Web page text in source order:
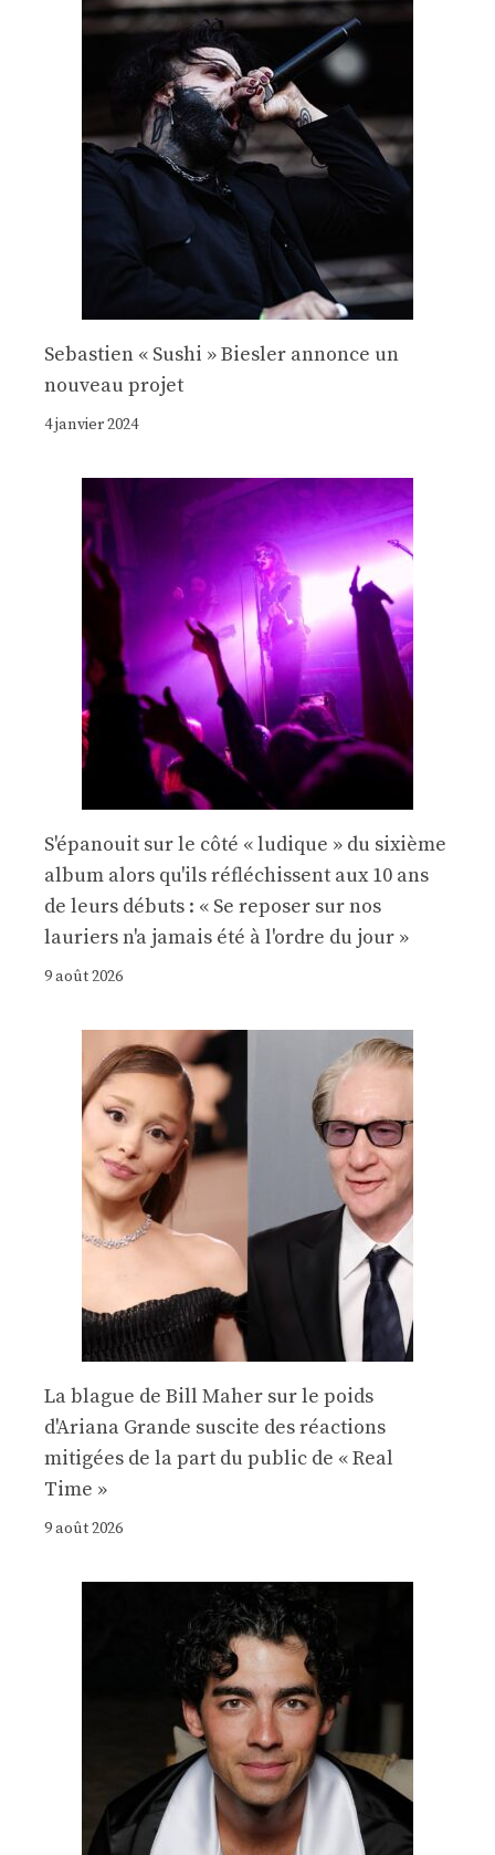
Sebastien « Sushi » Biesler annonce un
nouveau projet
4 janvier 2024
S'épanouit sur le côté « ludique » du sixième
album alors qu'ils réfléchissent aux 10 ans
de leurs débuts : « Se reposer sur nos
lauriers n'a jamais été à l'ordre du jour »
9 août 2026
La blague de Bill Maher sur le poids
d'Ariana Grande suscite des réactions
mitigées de la part du public de « Real
Time »
9 août 2026